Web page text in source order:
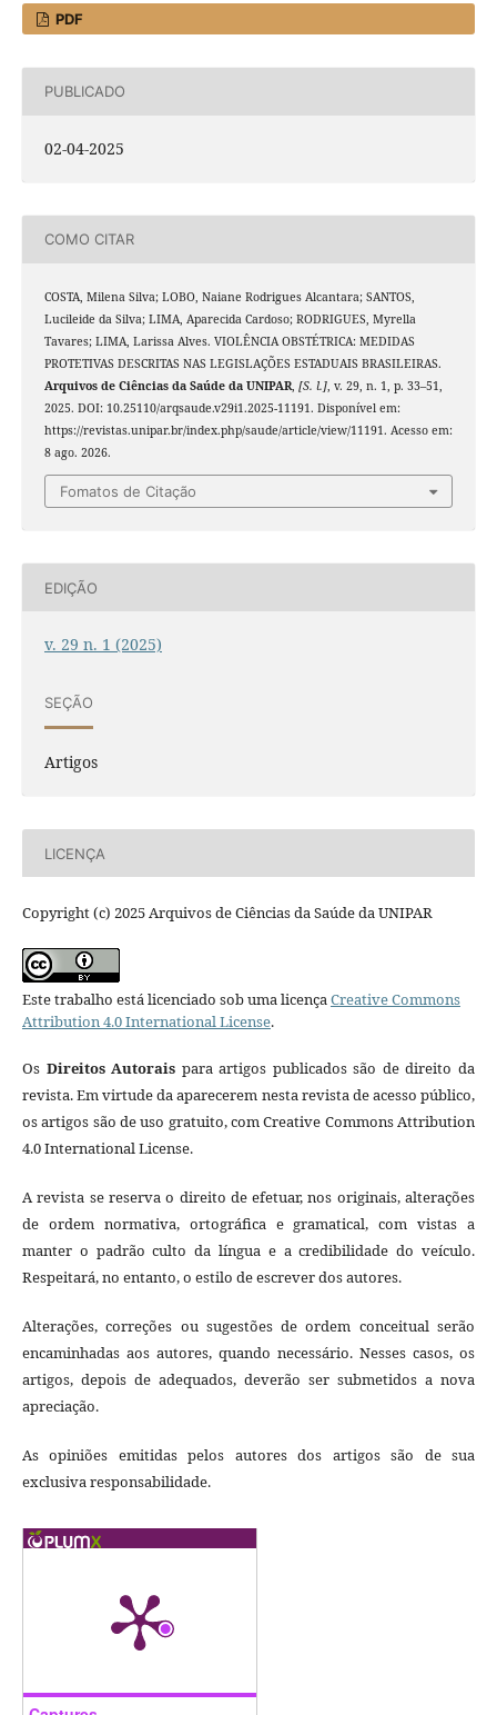
PDF
PUBLICADO
02-04-2025
COMO CITAR
COSTA, Milena Silva; LOBO, Naiane Rodrigues Alcantara; SANTOS,
Lucileide da Silva; LIMA, Aparecida Cardoso; RODRIGUES, Myrella
Tavares; LIMA, Larissa Alves. VIOLÊNCIA OBSTÉTRICA: MEDIDAS
PROTETIVAS DESCRITAS NAS LEGISLAÇÕES ESTADUAIS BRASILEIRAS.
Arquivos de Ciências da Saúde da UNIPAR, [S. l.], v. 29, n. 1, p. 33–51,
2025. DOI: 10.25110/arqsaude.v29i1.2025-11191. Disponível em:
https://revistas.unipar.br/index.php/saude/article/view/11191. Acesso em:
8 ago. 2026.
Fomatos de Citação
EDIÇÃO
v. 29 n. 1 (2025)
SEÇÃO
Artigos
LICENÇA
Copyright (c) 2025 Arquivos de Ciências da Saúde da UNIPAR
Este trabalho está licenciado sob uma licençaCreative Commons
Attribution 4.0 International License.
Os Direitos Autorais para artigos publicados são de direito da
revista. Em virtude da aparecerem nesta revista de acesso público,
os artigos são de uso gratuito, com Creative Commons Attribution
4.0 International License.
A revista se reserva o direito de efetuar, nos originais, alterações
de ordem normativa, ortográfica e gramatical, com vistas a
manter o padrão culto da língua e a credibilidade do veículo.
Respeitará, no entanto, o estilo de escrever dos autores.
Alterações, correções ou sugestões de ordem conceitual serão
encaminhadas aos autores, quando necessário. Nesses casos, os
artigos, depois de adequados, deverão ser submetidos a nova
apreciação.
As opiniões emitidas pelos autores dos artigos são de sua
exclusiva responsabilidade.